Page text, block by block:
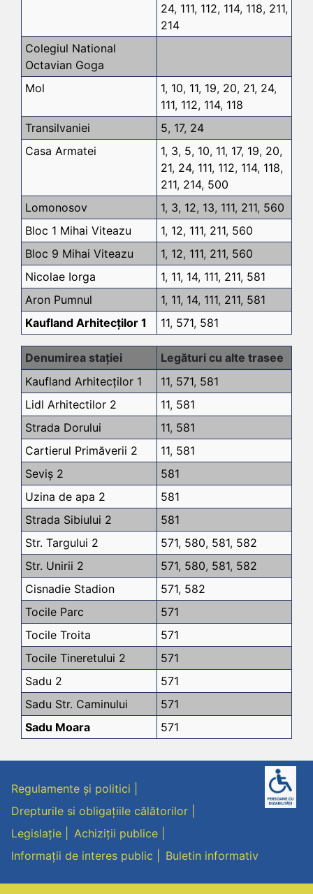
24, 111, 112, 114, 118, 211,
214
Colegiul National
Octavian Goga
Mol
1, 10, 11, 19, 20, 21, 24,
111, 112, 114, 118
Transilvaniei
5, 17, 24
Casa Armatei
1, 3, 5, 10, 11, 17, 19, 20,
21, 24, 111, 112, 114, 118,
211, 214, 500
Lomonosov
1, 3, 12, 13, 111, 211, 560
Bloc 1 Mihai Viteazu
1, 12, 111, 211, 560
Bloc 9 Mihai Viteazu
1, 12, 111, 211, 560
Nicolae Iorga
1, 11, 14, 111, 211, 581
Aron Pumnul
1, 11, 14, 111, 211, 581
Kaufland Arhitecților 1
11, 571, 581
Denumirea stației
Legături cu alte trasee
Kaufland Arhitecților 1
11, 571, 581
Lidl Arhitectilor 2
11, 581
Strada Dorului
11, 581
Cartierul Primăverii 2
11, 581
Seviș 2
581
Uzina de apa 2
581
Strada Sibiului 2
581
Str. Targului 2
571, 580, 581, 582
Str. Unirii 2
571, 580, 581, 582
Cisnadie Stadion
571, 582
Tocile Parc
571
Tocile Troita
571
Tocile Tineretului 2
571
Sadu 2
571
Sadu Str. Caminului
571
Sadu Moara
571
Regulamente și politici
Drepturile si obligațiile călătorilor
Legislație
Achiziții publice
Informații de interes public
Buletin informativ